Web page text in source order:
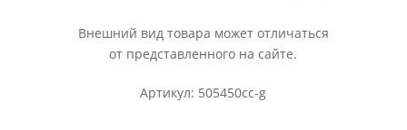
Внешний вид товара может отличаться
от представленного на сайте.
Артикул: 505450cc-g